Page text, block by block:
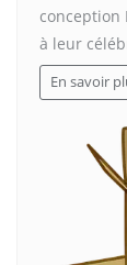
conception
à leur
En savoir